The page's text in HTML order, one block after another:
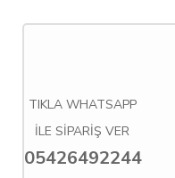
TIKLA WHATSAPP
İLE SİPARİŞ VER
05426492244